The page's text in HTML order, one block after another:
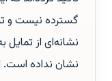
گسترده نیست و
نشانه‌ای از
نشان نداده